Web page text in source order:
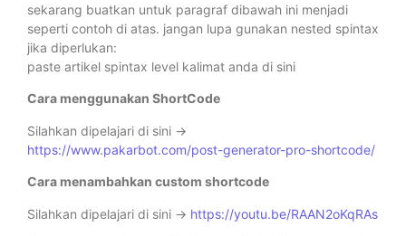
sekarang buatkan untuk paragraf dibawah ini menjadi
seperti contoh di atas. jangan lupa gunakan nested spintax
jika diperlukan:
paste artikel spintax level kalimat anda di sini
Cara menggunakan ShortCode
Silahkan dipelajari di sini ->
https://www.pakarbot.com/post-generator-pro-shortcode/
Cara menambahkan custom shortcode
Silahkan dipelajari di sini -> https://youtu.be/RAAN2oKqRAs